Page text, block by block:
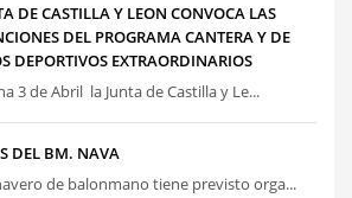
DE CASTILLA Y LEON CONVOCA LAS
DEL PROGRAMA CANTERA Y DE
DEPORTIVOS EXTRAORDINARIOS
3 de Abril la Junta de Castilla y Le...
DEL BM. NAVA
de balonmano tiene previsto orga...